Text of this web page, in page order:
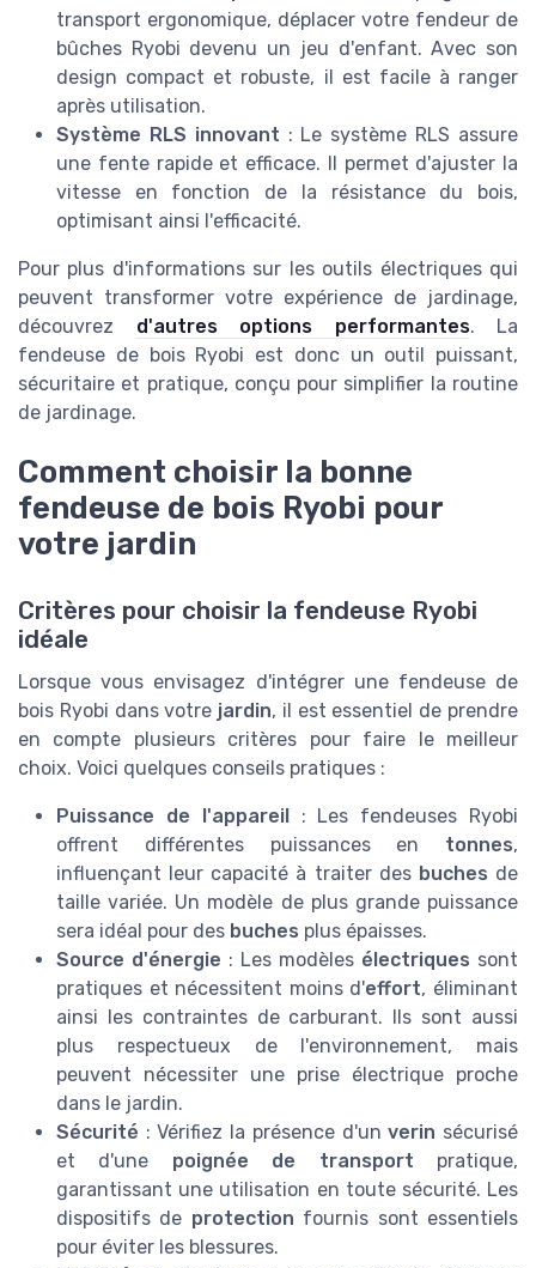
transport ergonomique, déplacer votre fendeur de
bûches Ryobi devenu un jeu d'enfant. Avec son
design compact et robuste, il est facile à ranger
après utilisation.
Système RLS innovant : Le système RLS assure
une fente rapide et efficace. Il permet d'ajuster la
vitesse en fonction de la résistance du bois,
optimisant ainsi l'efficacité.
Pour plus d'informations sur les outils électriques qui
peuvent transformer votre expérience de jardinage,
découvrez d'autres options performantes. La
fendeuse de bois Ryobi est donc un outil puissant,
sécuritaire et pratique, conçu pour simplifier la routine
de jardinage.
Comment choisir la bonne
fendeuse de bois Ryobi pour
votre jardin
Critères pour choisir la fendeuse Ryobi
idéale
Lorsque vous envisagez d'intégrer une fendeuse de
bois Ryobi dans votre jardin, il est essentiel de prendre
en compte plusieurs critères pour faire le meilleur
choix. Voici quelques conseils pratiques :
Puissance de l'appareil
: Les fendeuses Ryobi
offrent différentes puissances en tonnes,
influençant leur capacité à traiter des buches de
taille variée. Un modèle de plus grande puissance
sera idéal pour des buches plus épaisses.
Source d'énergie : Les modèles électriques sont
pratiques et nécessitent moins d'effort, éliminant
ainsi les contraintes de carburant. Ils sont aussi
plus respectueux de l'environnement, mais
peuvent nécessiter une prise électrique proche
dans le jardin.
Sécurité : Vérifiez la présence d'unverin sécurisé
et d'une poignée de transport pratique,
garantissant une utilisation en toute sécurité. Les
dispositifs de protection fournis sont essentiels
pour éviter les blessures.